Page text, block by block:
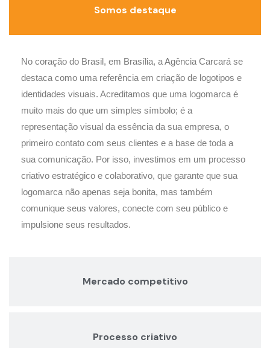
Somos destaque
Mercado competitivo
Processo criativo
No coração do Brasil, em Brasília, a Agência Carcará se
destaca como uma referência em criação de logotipos e
identidades visuais. Acreditamos que uma logomarca é
muito mais do que um simples símbolo; é a
representação visual da essência da sua empresa, o
primeiro contato com seus clientes e a base de toda a
sua comunicação. Por isso, investimos em um processo
criativo estratégico e colaborativo, que garante que sua
logomarca não apenas seja bonita, mas também
comunique seus valores, conecte com seu público e
impulsione seus resultados.